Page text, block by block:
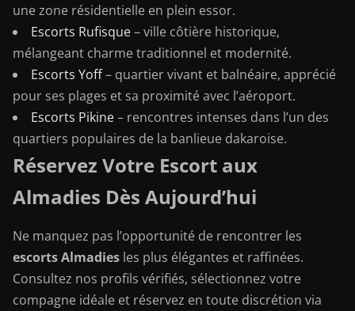
une zone résidentielle en plein essor.
Escorts Rufisque– ville côtière historique,
mélangeant charme traditionnel et modernité.
Escorts Yoff– quartier vivant et balnéaire, apprécié
pour ses plages et sa proximité avec l’aéroport.
Escorts Pikine– rencontres intenses dans l’un des
quartiers populaires de la banlieue dakaroise.
Réservez Votre Escort aux
Almadies Dès Aujourd’hui
Ne manquez pas l’opportunité de rencontrer les
escorts Almadies les plus élégantes et raffinées.
Consultez nos profils vérifiés, sélectionnez votre
compagne idéale et réservez en toute discrétion via